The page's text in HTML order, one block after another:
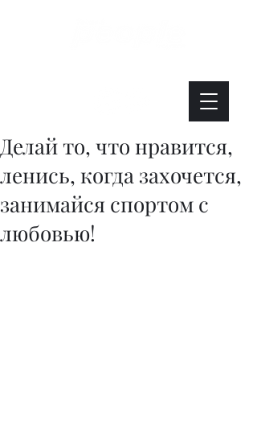
Делай то, что нравится,
ленись, когда захочется,
занимайся спортом с
любовью!